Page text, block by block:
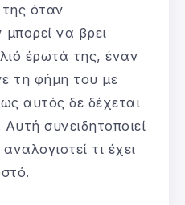
της όταν
μπορεί να βρει
έρωτά της, έναν
τη φήμη του με
αυτός δε δέχεται
συνειδητοποιεί
τι έχει